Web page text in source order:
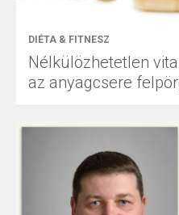
DIÉTA & FITNESZ
Nélkülözhetetlen
az anyagcsere